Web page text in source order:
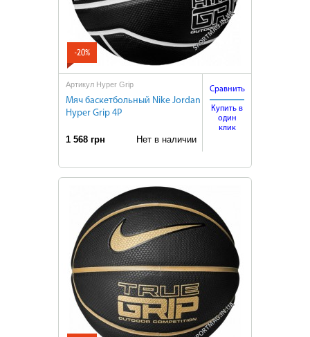
-20%
Артикул Hyper Grip
Мяч баскетбольный Nike Jordan
Hyper Grip 4P
1 568 грн Нет в наличии
Сравнить
Купить в
один
клик